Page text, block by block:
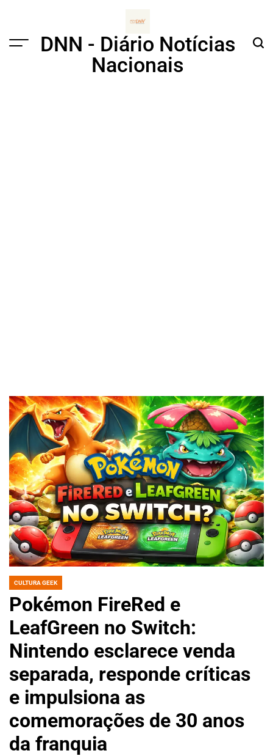
Menu
DNN - Diário Notícias
Nacionais
POSTED
CULTURA GEEK
Pokémon FireRed e
LeafGreen no Switch:
Nintendo esclarece venda
separada, responde críticas
e impulsiona as
comemorações de 30 anos
da franquia